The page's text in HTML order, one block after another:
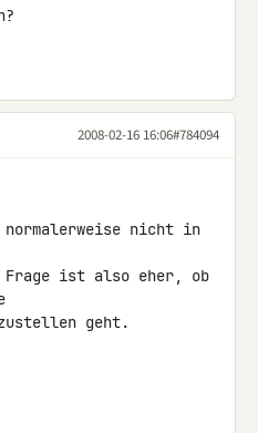
2008-02-16 16:06#784094
normalerweise nicht in
Frage ist also eher, ob
geht.